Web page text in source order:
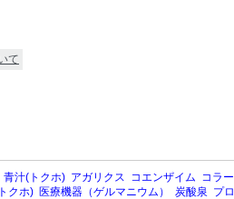
て
青汁(トクホ) アガリクス コエンザイム コラー
クホ) 医療機器（ゲルマニウム） 炭酸泉 プロ